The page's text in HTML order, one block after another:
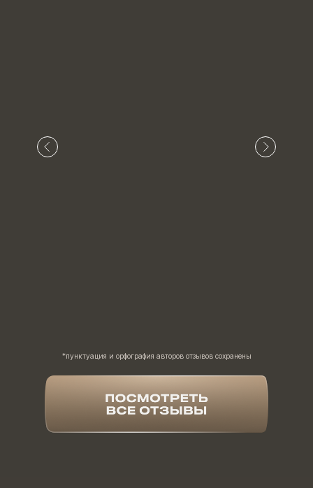
*пунктуация и орфография авторов отзывов сохранены